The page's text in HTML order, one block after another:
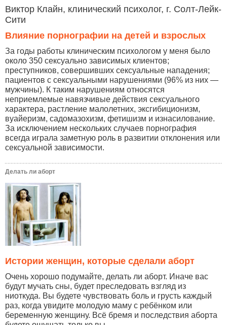
Виктор Клайн, клинический психолог, г. Солт-Лейк-
Сити
Влияние порнографии на детей и взрослых
За годы работы клиническим психологом у меня было
около 350 сексуально зависимых клиентов;
преступников, совершивших сексуальные нападения;
пациентов с сексуальными нарушениями (96% из них —
мужчины). К таким нарушениям относятся
неприемлемые навязчивые действия сексуального
характера, растление малолетних, эксгибиционизм,
вуайеризм, садомазохизм, фетишизм и изнасилование.
За исключением нескольких случаев порнография
всегда играла заметную роль в развитии отклонения или
сексуальной зависимости.
Делать ли аборт
Истории женщин, которые сделали аборт
Очень хорошо подумайте, делать ли аборт. Иначе вас
будут мучать сны, будет преследовать взгляд из
ниоткуда. Вы будете чувствовать боль и грусть каждый
раз, когда увидите молодую маму с ребёнком или
беременную женщину. Всё бремя и последствия аборта